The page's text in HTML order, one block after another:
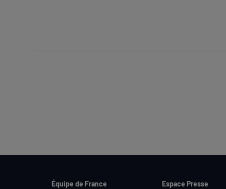
Équipe de France Espace Presse